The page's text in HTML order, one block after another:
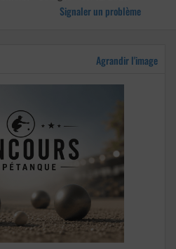
Signaler un problème
Agrandir l'image